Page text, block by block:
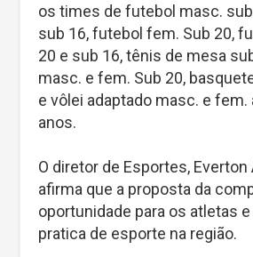
os times de futebol masc.
sub 16, futebol fem. Sub 20,
20 e sub 16, tênis de mesa
masc. e fem. Sub 20,
e vôlei adaptado masc. e fem.
anos.
O diretor de Esportes,
afirma que a proposta da
oportunidade para os atletas e
pratica de esporte na região.